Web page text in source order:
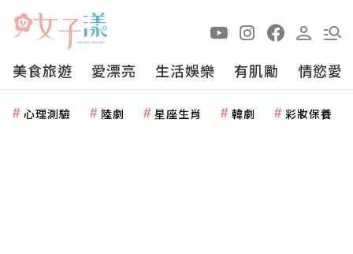
美食旅遊 愛漂亮 生活娛樂 有肌勵 情慾愛
心理測驗 陸劇 星座生肖 韓劇 彩妝保養